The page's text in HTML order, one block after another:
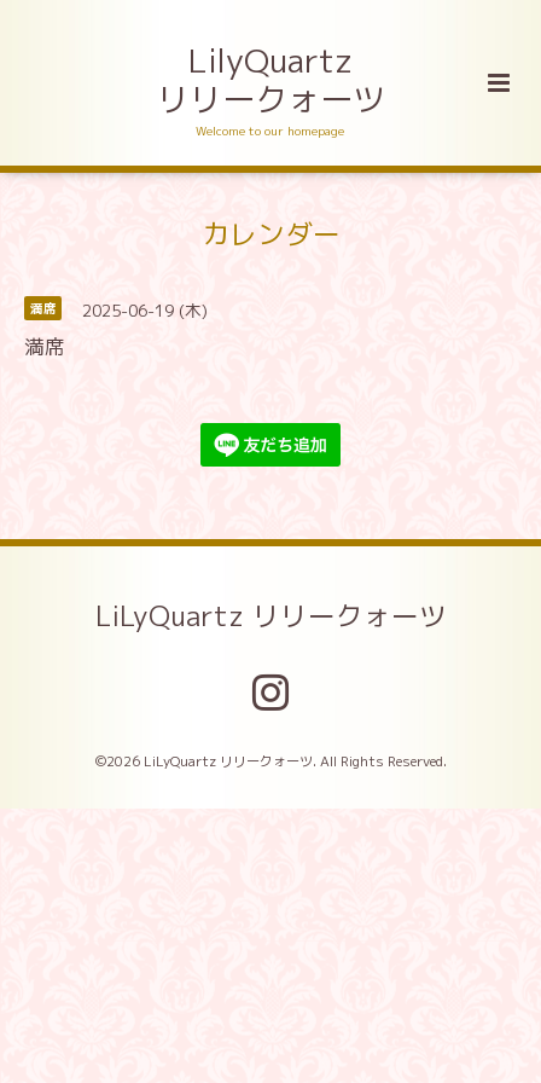
LilyQuartz
リリークォーツ
Welcome to our homepage
カレンダー
満席 2025-06-19 (木)
満席
LiLyQuartz リリークォーツ
©2026 LiLyQuartz リリークォーツ. All Rights Reserved.